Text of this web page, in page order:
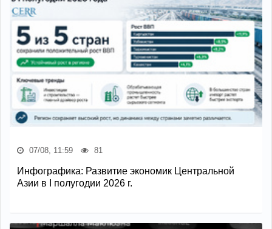
07/08, 11:59 81
Инфографика: Развитие экономик Центральной
Азии в I полугодии 2026 г.